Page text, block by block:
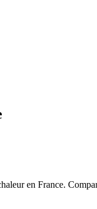
en France.